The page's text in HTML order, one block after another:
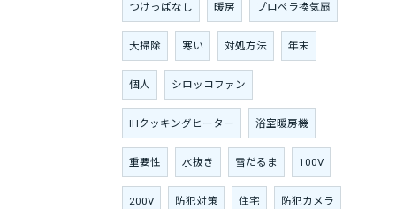
つけっぱなし 暖房 プロペラ換気扇
大掃除 寒い 対処方法 年末
個人 シロッコファン
IHクッキングヒーター 浴室暖房機
重要性 水抜き 雪だるま 100V
200V 防犯対策 住宅 防犯カメラ